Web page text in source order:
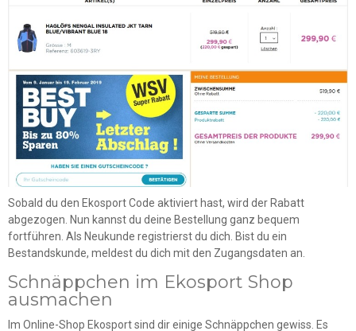
Sobald du den Ekosport Code aktiviert hast, wird der Rabatt
abgezogen. Nun kannst du deine Bestellung ganz bequem
fortführen. Als Neukunde registrierst du dich. Bist du ein
Bestandskunde, meldest du dich mit den Zugangsdaten an.
Schnäppchen im Ekosport Shop
ausmachen
Im Online-Shop Ekosport sind dir einige Schnäppchen gewiss. Es